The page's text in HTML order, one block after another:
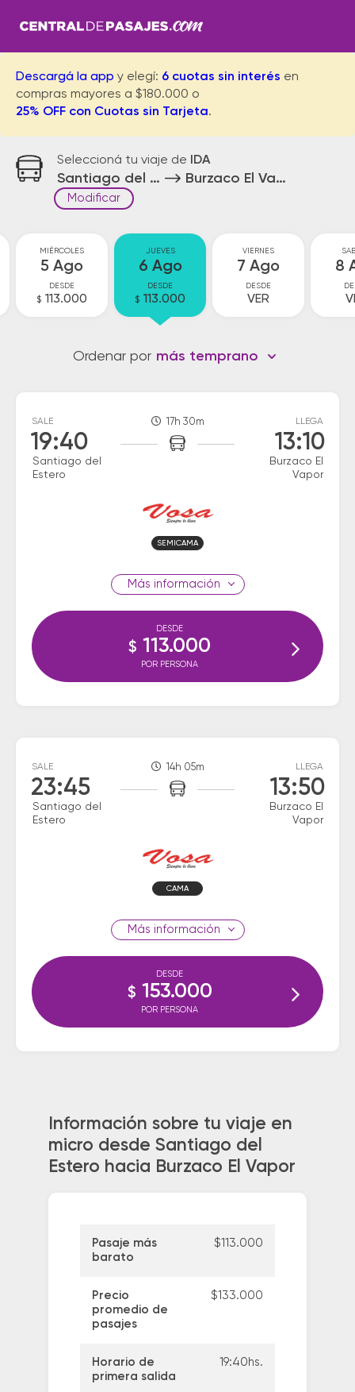
Descargá la app y elegí: 6 cuotas sin interés en
compras mayores a $180.000 o
25% OFF con Cuotas sin Tarjeta.
Seleccioná tu viaje de IDA
Santiago del Estero Burzaco El Vapor
Modificar
MIÉRCOLES
5 Ago
DESDE
$ 113.000
JUEVES
6 Ago
DESDE
$ 113.000
VIERNES
7 Ago
DESDE
VER
8
Ordenar por más temprano
SALE
19:40
Santiago del
Estero
17h 30m LLEGA
13:10
Burzaco El
Vapor
SEMICAMA
información
DESDE
$ 113.000
POR PERSONA
SALE
23:45
Santiago del
Estero
14h 05m LLEGA
13:50
Burzaco El
Vapor
CAMA
información
DESDE
$ 153.000
POR PERSONA
Información sobre tu viaje en
micro desde Santiago del
Estero hacia Burzaco El Vapor
Pasaje más
barato
$113.000
Precio
promedio de
pasajes
$133.000
Horario de
primera salida
19:40hs.